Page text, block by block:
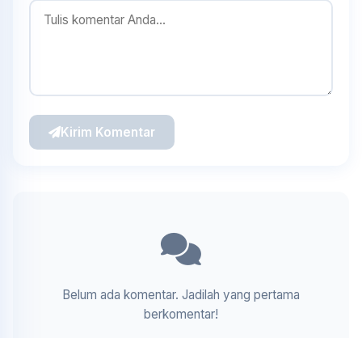
Kirim Komentar
Belum ada komentar. Jadilah yang pertama
berkomentar!